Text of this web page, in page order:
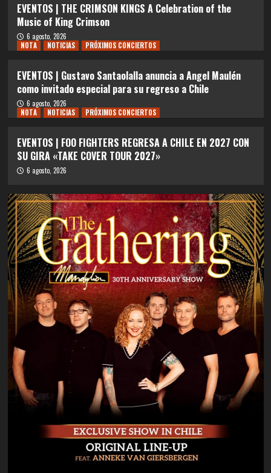
EVENTOS | THE CRIMSON KINGS A Celebration of the
Music of King Crimson
6 agosto, 2026
NOTA
NOTICIAS PRÓXIMOS CONCIERTOS
EVENTOS | Gustavo Santaolalla anuncia a Angel Maulén
como invitado especial para su regreso a Chile
6 agosto, 2026
NOTA
NOTICIAS PRÓXIMOS CONCIERTOS
EVENTOS | FOO FIGHTERS REGRESA A CHILE EN 2027 CON
SU GIRA «TAKE COVER TOUR 2027»
6 agosto, 2026